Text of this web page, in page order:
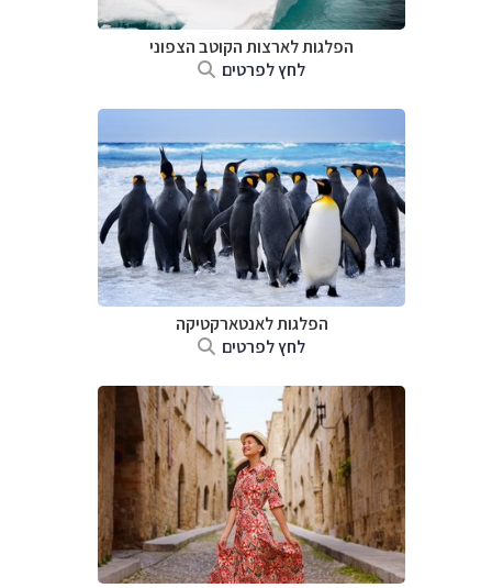
הפלגות לארצות הקוטב הצפוני
לחץ לפרטים
הפלגות לאנטארקטיקה
לחץ לפרטים